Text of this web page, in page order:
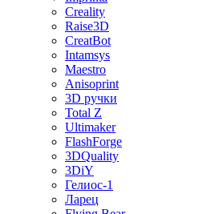
Creality
Raise3D
CreatBot
Intamsys
Maestro
Anisoprint
3D ручки
Total Z
Ultimaker
FlashForge
3DQuality
3DiY
Гелиос-1
Ларец